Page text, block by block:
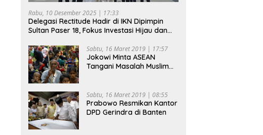
Rabu, 10 Desember 2025 | 17:33
Delegasi Rectitude Hadir di IKN Dipimpin
Sultan Paser 18, Fokus Investasi Hijau dan
Sabtu, 16 Maret 2019 | 17:57
Jokowi Minta ASEAN
Tangani Masalah Muslim
Sabtu, 16 Maret 2019 | 08:55
Prabowo Resmikan Kantor
DPD Gerindra di Banten